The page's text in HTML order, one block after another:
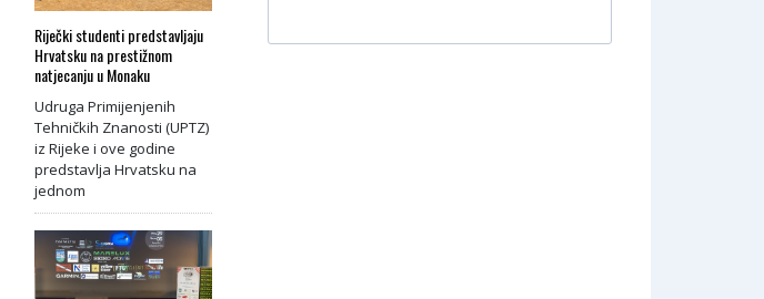
Riječki studenti predstavljaju
Hrvatsku na prestižnom
natjecanju u Monaku
Udruga Primijenjenih
Tehničkih Znanosti (UPTZ)
iz Rijeke i ove godine
predstavlja Hrvatsku na
jednom